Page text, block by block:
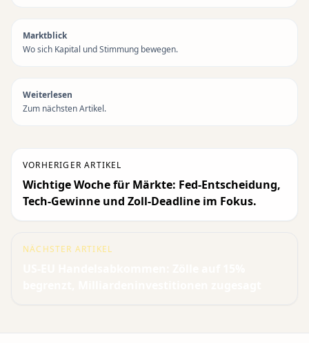
Marktblick
Wo sich Kapital und Stimmung bewegen.
Weiterlesen
Zum nächsten Artikel.
VORHERIGER ARTIKEL
Wichtige Woche für Märkte: Fed-Entscheidung,
Tech-Gewinne und Zoll-Deadline im Fokus.
NÄCHSTER ARTIKEL